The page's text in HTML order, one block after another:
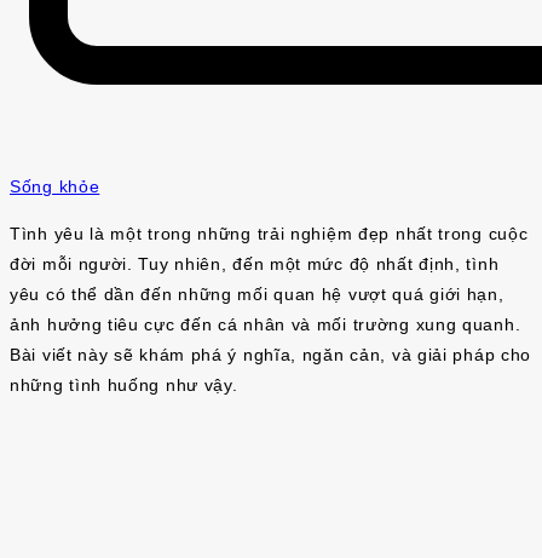
Sống khỏe
Tình yêu là một trong những trải nghiệm đẹp nhất trong cuộc
đời mỗi người. Tuy nhiên, đến một mức độ nhất định, tình
yêu có thể dần đến những mối quan hệ vượt quá giới hạn,
ảnh hưởng tiêu cực đến cá nhân và mối trường xung quanh.
Bài viết này sẽ khám phá ý nghĩa, ngăn cản, và giải pháp cho
những tình huống như vậy.